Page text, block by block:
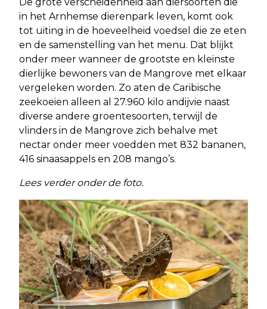
De grote verscheidenheid aan diersoorten die
in het Arnhemse dierenpark leven, komt ook
tot uiting in de hoeveelheid voedsel die ze eten
en de samenstelling van het menu. Dat blijkt
onder meer wanneer de grootste en kleinste
dierlijke bewoners van de Mangrove met elkaar
vergeleken worden. Zo aten de Caribische
zeekoeien alleen al 27.960 kilo andijvie naast
diverse andere groentesoorten, terwijl de
vlinders in de Mangrove zich behalve met
nectar onder meer voedden met 832 bananen,
416 sinaasappels en 208 mango’s.
Lees verder onder de foto.